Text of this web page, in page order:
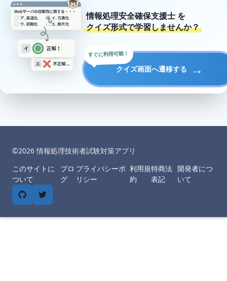
情報処理安全確保支援士 を
クイズ形式で学習しませんか？
クイズ画面へ遷移する →
すぐに利用可能！
©︎2026情報処理技術者試験対策アプリ
このサイトに
ついて
ブロ
グ
プライバシーポ
リシー
利用規
約
特商法
表記
開発者につ
いて